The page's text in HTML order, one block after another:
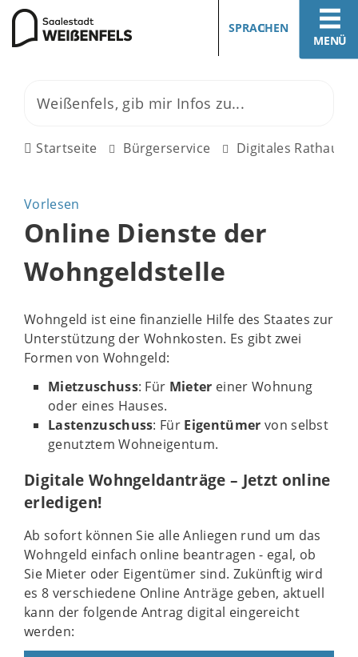
MENÜ
SPRACHEN
Startseite Bürgerservice Digitales Rathaus
Vorlesen
Online Dienste der
Wohngeldstelle
Wohngeld ist eine finanzielle Hilfe des Staates zur
Unterstützung der Wohnkosten. Es gibt zwei
Formen von Wohngeld:
Mietzuschuss: Für Mieter einer Wohnung
oder eines Hauses.
Lastenzuschuss: Für Eigentümer von selbst
genutztem Wohneigentum.
Digitale Wohngeldanträge – Jetzt online
erledigen!
Ab sofort können Sie alle Anliegen rund um das
Wohngeld einfach online beantragen - egal, ob
Sie Mieter oder Eigentümer sind. Zukünftig wird
es 8 verschiedene Online Anträge geben, aktuell
kann der folgende Antrag digital eingereicht
werden: